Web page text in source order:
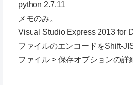
python 2.7.11
メモのみ。
Visual Studio Express 2013 for
ファイルのエンコードをShift-
ファイル > 保存オプションの詳